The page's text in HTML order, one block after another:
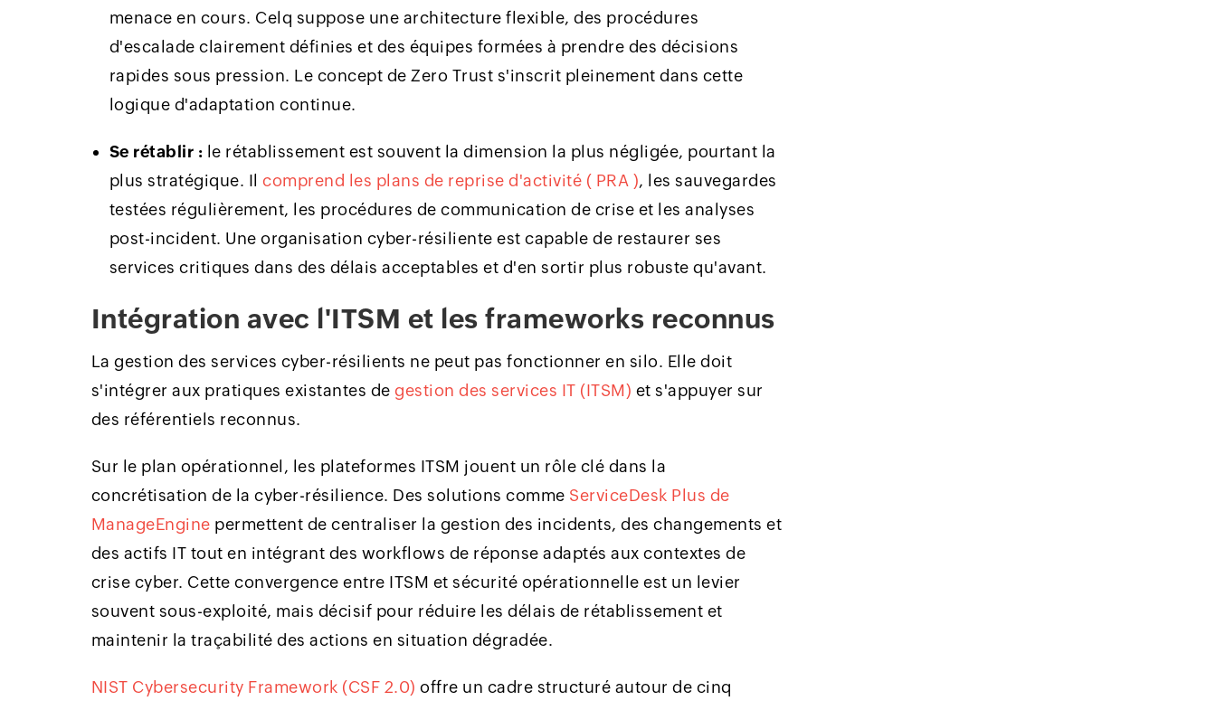
menace en cours. Celq suppose une architecture flexible, des procédures
d'escalade clairement définies et des équipes formées à prendre des décisions
rapides sous pression. Le concept de Zero Trust s'inscrit pleinement dans cette
logique d'adaptation continue.
Se rétablir : le rétablissement est souvent la dimension la plus négligée, pourtant la
plus stratégique. Ilcomprend les plans de reprise d'activité ( PRA ), les sauvegardes
testées régulièrement, les procédures de communication de crise et les analyses
post-incident. Une organisation cyber-résiliente est capable de restaurer ses
services critiques dans des délais acceptables et d'en sortir plus robuste qu'avant.
Intégration avec l'ITSM et les frameworks reconnus
La gestion des services cyber-résilients ne peut pas fonctionner en silo. Elle doit
s'intégrer aux pratiques existantes degestion des services IT (ITSM) et s'appuyer sur
des référentiels reconnus.
Sur le plan opérationnel, les plateformes ITSM jouent un rôle clé dans la
concrétisation de la cyber-résilience. Des solutions comme ServiceDesk Plus de
ManageEngine permettent de centraliser la gestion des incidents, des changements et
des actifs IT tout en intégrant des workflows de réponse adaptés aux contextes de
crise cyber. Cette convergence entre ITSM et sécurité opérationnelle est un levier
souvent sous-exploité, mais décisif pour réduire les délais de rétablissement et
maintenir la traçabilité des actions en situation dégradée.
NIST Cybersecurity Framework (CSF 2.0) offre un cadre structuré autour de cinq